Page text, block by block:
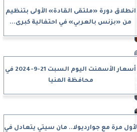
انطلاق دورة «ملتقى القادة» الأولى بتنظيم
من «بزنس بالعربي» في احتفالية كبرى...
أسعار الأسمنت اليوم السبت 21-9-2024 في
محافظة المنيا
لأول مرة مع جوارديولا.. مان سيتي يتعادل في